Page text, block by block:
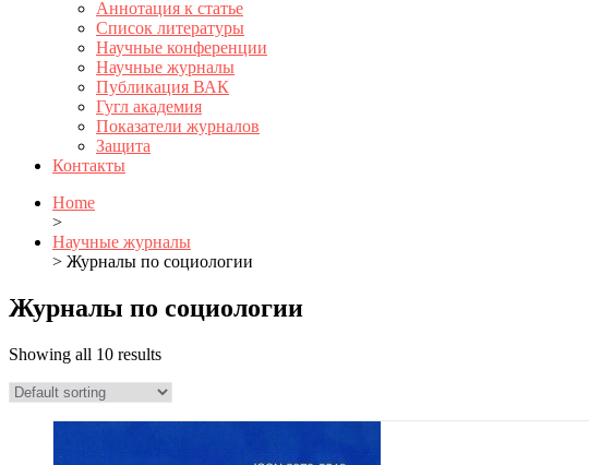
Аннотация к статье
Список литературы
Научные конференции
Научные журналы
Публикация ВАК
Гугл академия
Показатели журналов
Защита
Контакты
Home
>
Научные журналы
> Журналы по социологии
Журналы по социологии
Showing all 10 results